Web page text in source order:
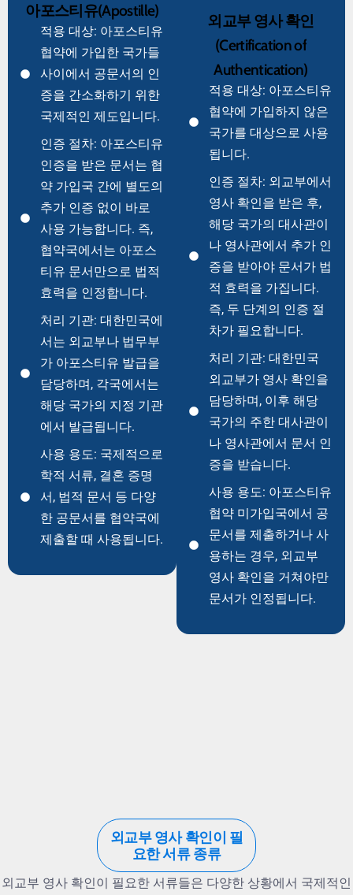
아포스티유(Apostille)
적용 대상: 아포스티유
협약에 가입한 국가들
사이에서 공문서의 인
증을 간소화하기 위한
국제적인 제도입니다.
인증 절차: 아포스티유
인증을 받은 문서는 협
약 가입국 간에 별도의
추가 인증 없이 바로
사용 가능합니다. 즉,
협약국에서는 아포스
티유 문서만으로 법적
효력을 인정합니다.
처리 기관: 대한민국에
서는 외교부나 법무부
가 아포스티유 발급을
담당하며, 각국에서는
해당 국가의 지정 기관
에서 발급됩니다.
사용 용도: 국제적으로
학적 서류, 결혼 증명
서, 법적 문서 등 다양
한 공문서를 협약국에
제출할 때 사용됩니다.
외교부 영사 확인
(Certification of
Authentication)
적용 대상: 아포스티유
협약에 가입하지 않은
국가를 대상으로 사용
됩니다.
인증 절차: 외교부에서
영사 확인을 받은 후,
해당 국가의 대사관이
나 영사관에서 추가 인
증을 받아야 문서가 법
적 효력을 가집니다.
즉, 두 단계의 인증 절
차가 필요합니다.
처리 기관: 대한민국
외교부가 영사 확인을
담당하며, 이후 해당
국가의 주한 대사관이
나 영사관에서 문서 인
증을 받습니다.
사용 용도: 아포스티유
협약 미가입국에서 공
문서를 제출하거나 사
용하는 경우, 외교부
영사 확인을 거쳐야만
문서가 인정됩니다.
외교부 영사 확인이 필
요한 서류 종류
외교부 영사 확인이 필요한 서류들은 다양한 상황에서 국제적인